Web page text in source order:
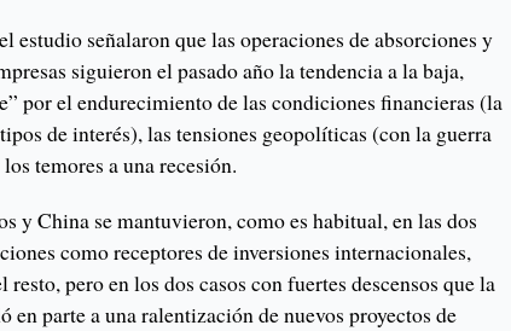
estudio señalaron que las operaciones de absorciones y
siguieron el pasado año la tendencia a la baja,
por el endurecimiento de las condiciones financieras (la
de interés), las tensiones geopolíticas (con la guerra
temores a una recesión.
y China se mantuvieron, como es habitual, en las dos
como receptores de inversiones internacionales,
resto, pero en los dos casos con fuertes descensos que la
en parte a una ralentización de nuevos proyectos de